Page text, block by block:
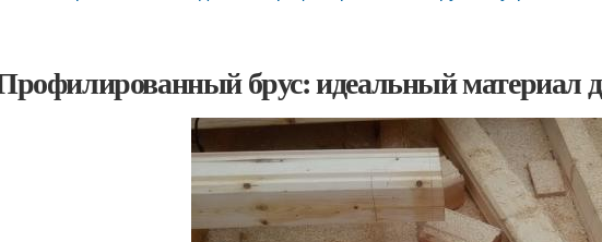
брус: идеальный материал